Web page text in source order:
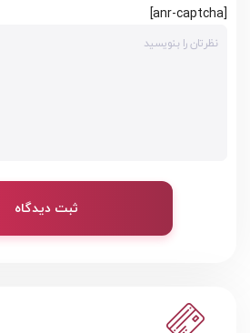
[anr-captcha]
ثبت دیدگاه